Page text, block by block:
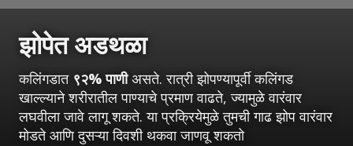
झोपेत अडथळा
कलिंगडात ९२% पाणीअसते. रात्री झोपण्यापूर्वी कलिंगड
खाल्ल्याने शरीरातील पाण्याचे प्रमाण वाढते, ज्यामुळे वारंवार
लघवीला जावे लागू शकते. या प्रक्रियेमुळे तुमची गाढ झोप वारंवार
मोडते आणि दुसऱ्या दिवशी थकवा जाणवू शकतो